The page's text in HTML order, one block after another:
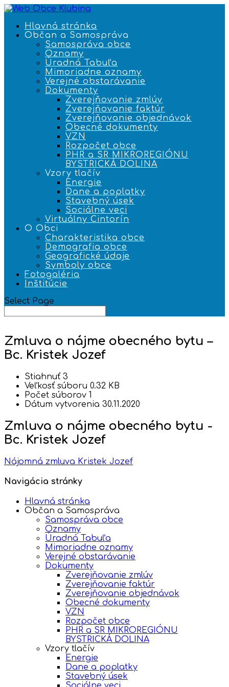
Hlavná stránka
Občan a Samospráva
Samospráva obce
Oznamy
Úradná Tabuľa
Mimoriadne oznamy
Verejné obstarávanie
Dokumenty
Zverejňovanie zmlúv
Zverejňovanie faktúr
Zverejňovanie objednávok
Obecné dokumenty
VZN
Rozpočet obce
PHR a SR MIKROREGIÓNU
BYSTRICKÁ DOLINA
Vzory tlačív
Energie
Dane a poplatky
Stavebný úsek
Sociálne veci
Virtuálny Cintorín
O Obci
Charakteristika obce
Demografia obce
Geografické údaje
Symboly obce
Fotogaléria
Inštitúcie
Select Page
Zmluva o nájme obecného bytu –
Bc. Kristek Jozef
Stiahnuť 3
Veľkosť súboru 0.32 KB
Počet súborov 1
Dátum vytvorenia 30.11.2020
Zmluva o nájme obecného bytu -
Bc. Kristek Jozef
Nájomná zmluva Kristek Jozef
Navigácia stránky
Hlavná stránka
Občan a Samospráva
Samospráva obce
Oznamy
Úradná Tabuľa
Mimoriadne oznamy
Verejné obstarávanie
Dokumenty
Zverejňovanie zmlúv
Zverejňovanie faktúr
Zverejňovanie objednávok
Obecné dokumenty
VZN
Rozpočet obce
PHR a SR MIKROREGIÓNU
BYSTRICKÁ DOLINA
Vzory tlačív
Energie
Dane a poplatky
Stavebný úsek